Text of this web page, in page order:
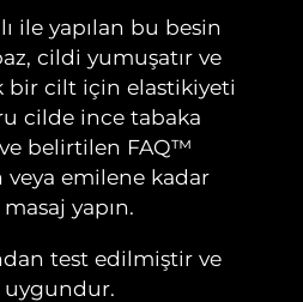
ile yapılan bu besin
cildi yumuşatır ve
bir cilt için elastikiyeti
cilde ince tabaka
belirtilen FAQ™
veya emilene kadar
yapın.
test edilmiştir ve